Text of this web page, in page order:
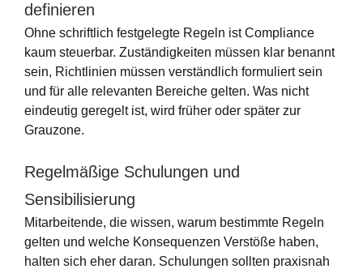
definieren
Ohne schriftlich festgelegte Regeln ist Compliance
kaum steuerbar. Zuständigkeiten müssen klar benannt
sein, Richtlinien müssen verständlich formuliert sein
und für alle relevanten Bereiche gelten. Was nicht
eindeutig geregelt ist, wird früher oder später zur
Grauzone.
Regelmäßige Schulungen und
Sensibilisierung
Mitarbeitende, die wissen, warum bestimmte Regeln
gelten und welche Konsequenzen Verstöße haben,
halten sich eher daran. Schulungen sollten praxisnah